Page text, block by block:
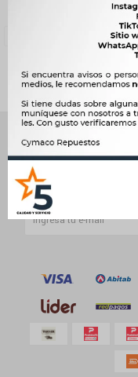
Embrague
Quitar filtros
Te recomendamos quitar:
¡Suscribite y